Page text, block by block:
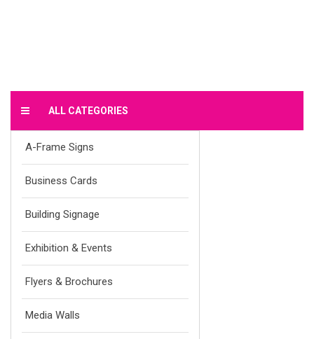
ALL CATEGORIES
A-Frame Signs
Business Cards
Building Signage
Exhibition & Events
Flyers & Brochures
Media Walls